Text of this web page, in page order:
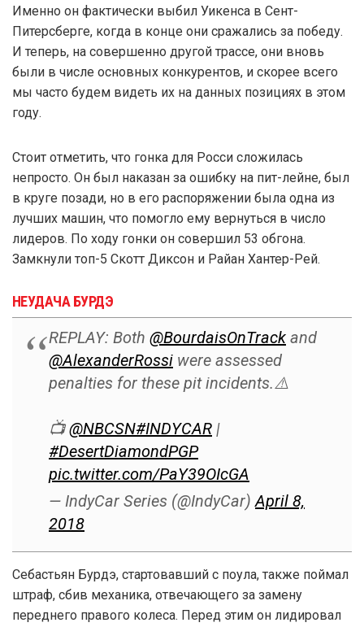
Именно он фактически выбил Уикенса в Сент-
Питерсберге, когда в конце они сражались за победу.
И теперь, на совершенно другой трассе, они вновь
были в числе основных конкурентов, и скорее всего
мы часто будем видеть их на данных позициях в этом
году.
Стоит отметить, что гонка для Росси сложилась
непросто. Он был наказан за ошибку на пит-лейне, был
в круге позади, но в его распоряжении была одна из
лучших машин, что помогло ему вернуться в число
лидеров. По ходу гонки он совершил 53 обгона.
Замкнули топ-5 Скотт Диксон и Райан Хантер-Рей.
НЕУДАЧА БУРДЭ
REPLAY: Both @BourdaisOnTrack and
@AlexanderRossi were assessed
penalties for these pit incidents.⚠️
📺@NBCSN#INDYCAR |
#DesertDiamondPGP
pic.twitter.com/PaY39OIcGA
— IndyCar Series (@IndyCar)April 8,
2018
Себастьян Бурдэ, стартовавший с поула, также поймал
штраф, сбив механика, отвечающего за замену
переднего правого колеса. Перед этим он лидировал